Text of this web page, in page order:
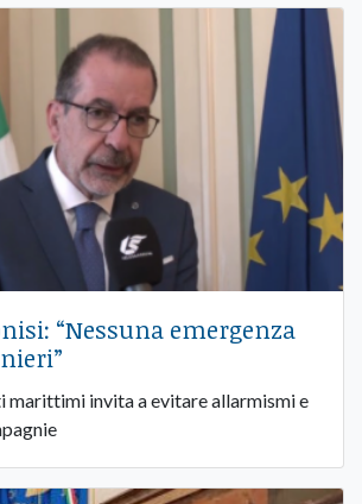
“Nessuna emergenza
marittimi invita a evitare allarmismi e